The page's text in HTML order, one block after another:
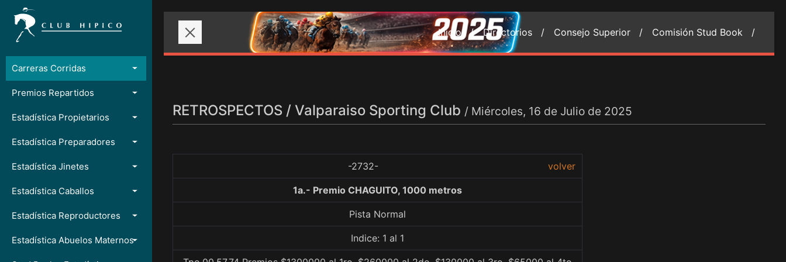
Carreras Corridas
Premios Repartidos
Estadística Propietarios
Estadística Preparadores
Estadística Jinetes
Estadística Caballos
Estadística Reproductores
Estadística Abuelos Maternos
Inicio / Directorios / Consejo Superior / Comisión Stud Book /
RETROSPECTOS / Valparaiso Sporting Club / Miércoles, 16 de Julio de 2025
-2732- volver
1a.- Premio CHAGUITO, 1000 metros
Pista Normal
Indice: 1 al 1